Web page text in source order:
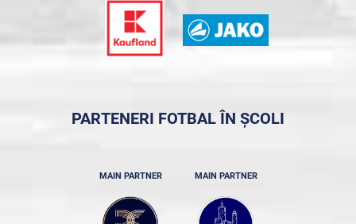
PARTENERI FOTBAL ÎN ȘCOLI
MAIN PARTNER MAIN PARTNER